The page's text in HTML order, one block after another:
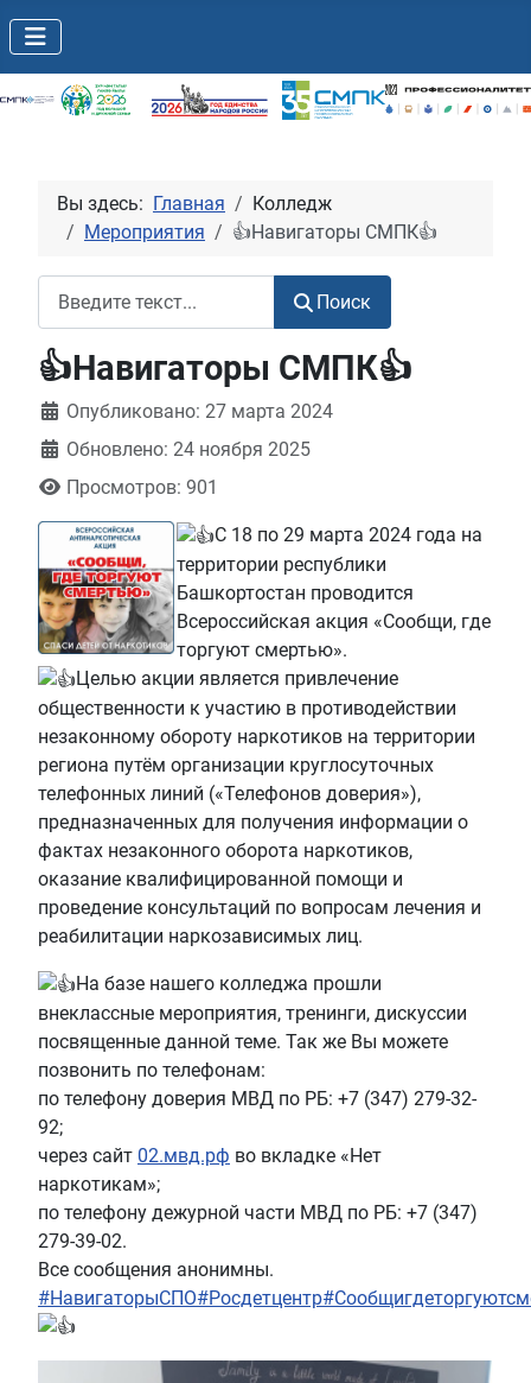
Вы здесь: Главная
Колледж
Мероприятия
👍Навигаторы СМПК👍
Поиск
👍Навигаторы СМПК👍
Информация о материале
Опубликовано: 27 марта 2024
Обновлено: 24 ноября 2025
Просмотров: 901
С 18 по 29 марта 2024 года на
территории республики
Башкортостан проводится
Всероссийская акция «Сообщи, где
торгуют смертью».
Целью акции является привлечение
общественности к участию в противодействии
незаконному обороту наркотиков на территории
региона путём организации круглосуточных
телефонных линий («Телефонов доверия»),
предназначенных для получения информации о
фактах незаконного оборота наркотиков,
оказание квалифицированной помощи и
проведение консультаций по вопросам лечения и
реабилитации наркозависимых лиц.
На базе нашего колледжа прошли
внеклассные мероприятия, тренинги, дискуссии
посвященные данной теме. Так же Вы можете
позвонить по телефонам:
по телефону доверия МВД по РБ: +7 (347) 279-32-
92;
через сайт 02.мвд.рф во вкладке «Нет
наркотикам»;
по телефону дежурной части МВД по РБ: +7 (347)
279-39-02.
Все сообщения анонимны.
#НавигаторыСПО#Росдетцентр